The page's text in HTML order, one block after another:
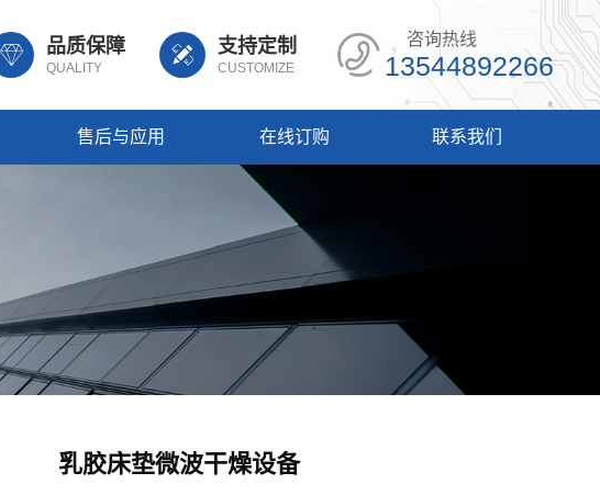
品质保障
QUALITY
支持定制
CUSTOMIZE
咨询热线
13544892266
售后与应用 在线订购 联系我们
乳胶床垫微波干燥设备